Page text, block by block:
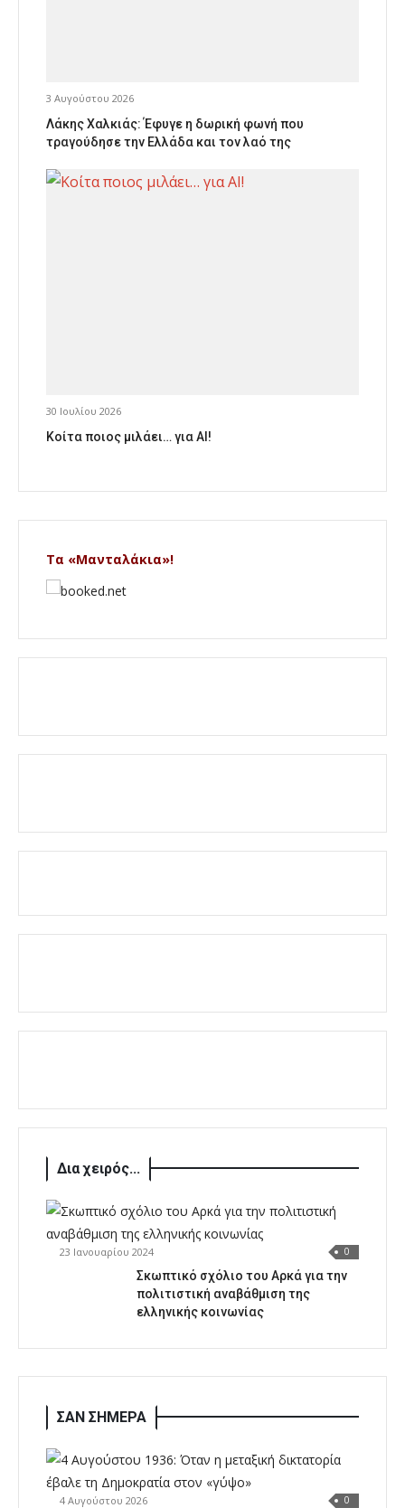
3 Αυγούστου 2026
Λάκης Χαλκιάς: Έφυγε η δωρική φωνή που
τραγούδησε την Ελλάδα και τον λαό της
30 Ιουλίου 2026
Κοίτα ποιος μιλάει… για AI!
Τα «Μανταλάκια»!
Δια χειρός...
23 Ιανουαρίου 2024 0
Σκωπτικό σχόλιο του Αρκά για την
πολιτιστική αναβάθμιση της
ελληνικής κοινωνίας
ΣΑΝ ΣΗΜΕΡΑ
4 Αυγούστου 2026 0